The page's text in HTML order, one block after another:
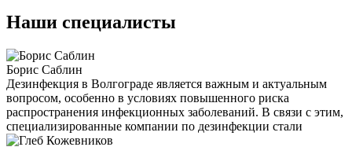
Наши специалисты
Борис Саблин
Дезинфекция в Волгограде является важным и актуальным
вопросом, особенно в условиях повышенного риска
распространения инфекционных заболеваний. В связи с этим,
специализированные компании по дезинфекции стали